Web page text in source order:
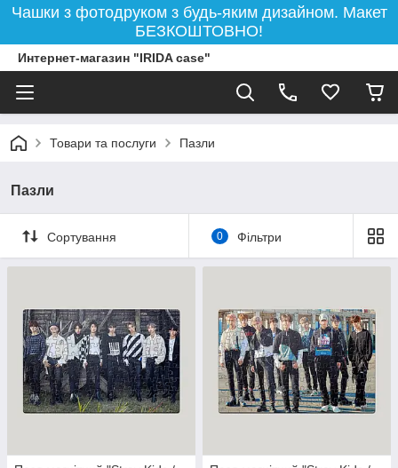
Чашки з фотодруком з будь-яким дизайном. Макет
БЕЗКОШТОВНО!
Интернет-магазин "IRIDA case"
Товари та послуги Пазли
Пазли
Сортування 0 Фільтри